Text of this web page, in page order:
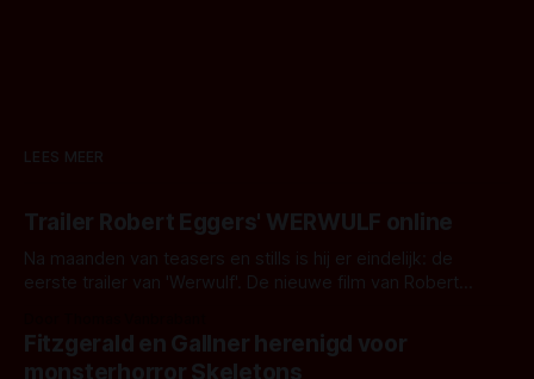
LEES MEER
Trailer Robert Eggers' WERWULF online
Na maanden van teasers en stills is hij er eindelijk: de
eerste trailer van 'Werwulf'. De nieuwe film van Robert
kille stijl vol folklore en mythe. Het topic deze keer is (kon
het het al raden?)... de weerwolf. Kijk je mee?
Fitzgerald en Gallner herenigd voor
monsterhorror Skeletons